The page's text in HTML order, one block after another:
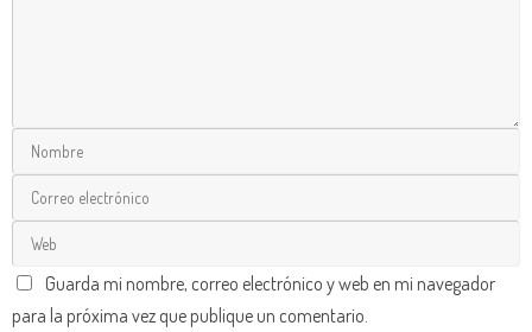
Guarda mi nombre, correo electrónico y web en mi navegador
para la próxima vez que publique un comentario.